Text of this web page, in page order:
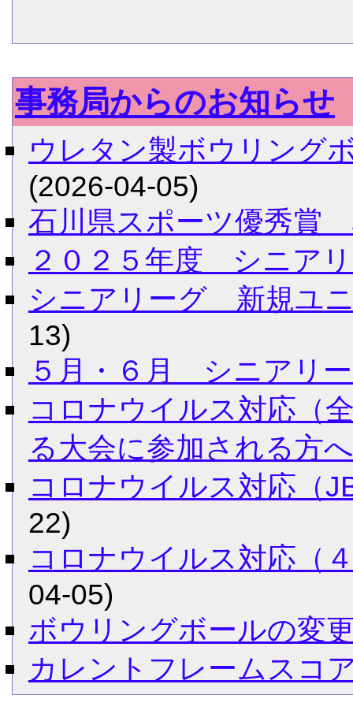
事務局からのお知らせ
ウレタン製ボウリング
(2026-04-05)
石川県スポーツ優秀賞
２０２５年度 シニア
シニアリーグ 新規ユ
13)
５月・６月 シニアリ
コロナウイルス対応（
る大会に参加される方
コロナウイルス対応（
22)
コロナウイルス対応（
04-05)
ボウリングボールの変
カレントフレームスコ